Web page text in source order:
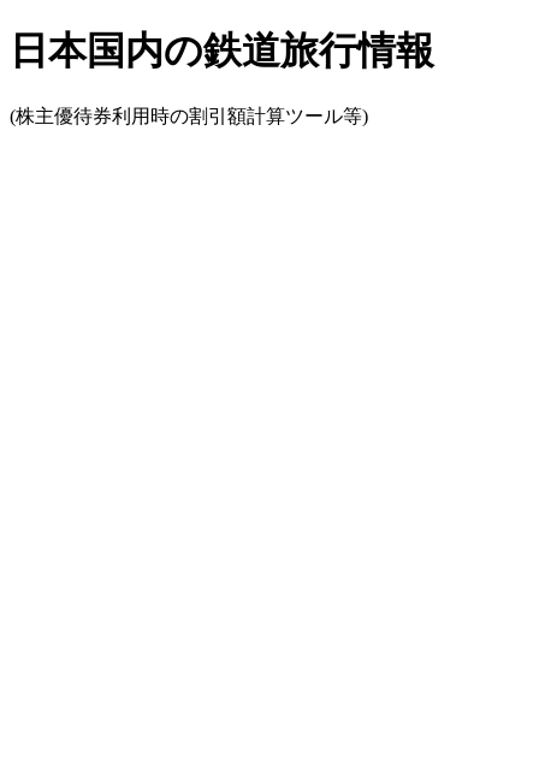
日本国内の鉄道旅行情報
(株主優待券利用時の割引額計算ツール等)